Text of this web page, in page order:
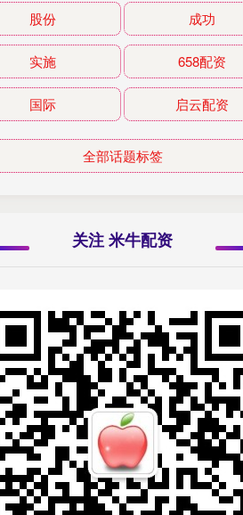
股份 成功
实施 658配资
国际 启云配资
全部话题标签
关注 米牛配资